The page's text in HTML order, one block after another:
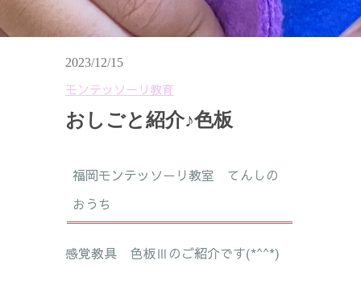
2023/12/15
モンテッソーリ教育
おしごと紹介♪色板
福岡モンテッソーリ教室 てんしの
おうち
感覚教具 色板Ⅲのご紹介です(*^^*)